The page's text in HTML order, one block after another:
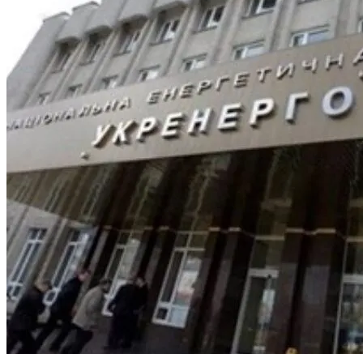
Назван Главный Принцип Здорового
Питания
Симоненко Пытается Снять Запрет На
Деятельность КПУ
«Аватар» Вдохновил Mercedes-Benz На
Создание Футуристического Авто